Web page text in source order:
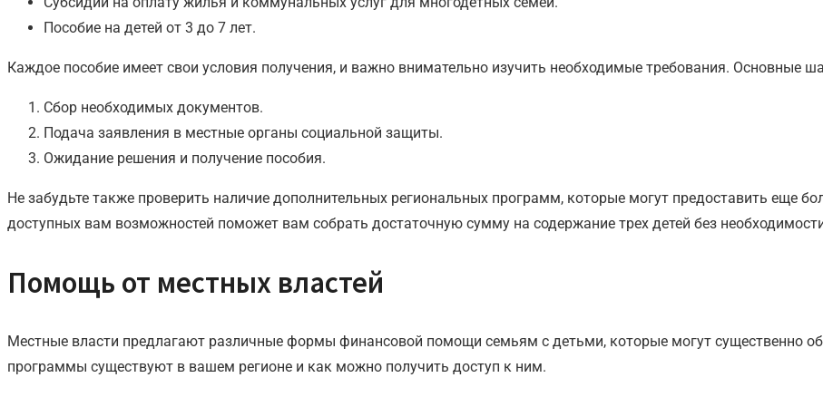
Пособие на детей от 3 до 7 лет.
Каждое пособие имеет свои условия получения, и важно внимательно изучить необходимые требования. Основные
Сбор необходимых документов.
Подача заявления в местные органы социальной защиты.
Ожидание решения и получение пособия.
Не забудьте также проверить наличие дополнительных региональных программ, которые могут предоставить еще
доступных вам возможностей поможет вам собрать достаточную сумму на содержание трех детей без
Помощь от местных властей
Местные власти предлагают различные формы финансовой помощи семьям с детьми, которые могут существенно
программы существуют в вашем регионе и как можно получить доступ к ним.